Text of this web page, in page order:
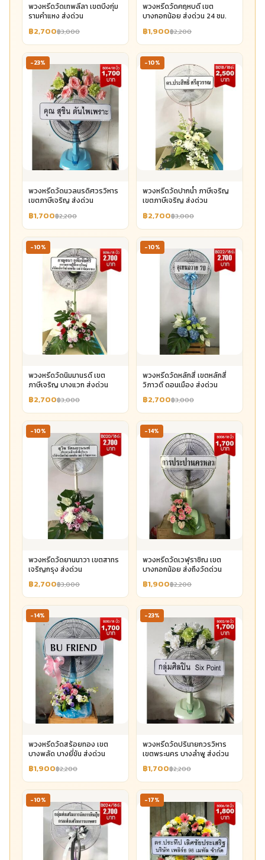
พวงหรีดวัดเทพลีลา เขตบึงกุ่ม
รามคำแหง ส่งด่วน
฿2,700฿3,000
พวงหรีดวัดคฤหบดี เขต
บางกอกน้อย ส่งด่วน 24 ชม.
฿1,900฿2,200
-23%
พวงหรีดวัดนวลนรดิศวรวิหาร
เขตภาษีเจริญ ส่งด่วน
฿1,700฿2,200
-10%
พวงหรีดวัดปากน้ำ ภาษีเจริญ
เขตภาษีเจริญ ส่งด่วน
฿2,700฿3,000
-10%
พวงหรีดวัดนิมมานรดี เขต
ภาษีเจริญ บางแวก ส่งด่วน
฿2,700฿3,000
-10%
พวงหรีดวัดหลักสี่ เขตหลักสี่
วิภาวดี ดอนเมือง ส่งด่วน
฿2,700฿3,000
-10%
พวงหรีดวัดยานนาวา เขตสาทร
เจริญกรุง ส่งด่วน
฿2,700฿3,000
-14%
พวงหรีดวัดเวฬุราชิณ เขต
บางกอกน้อย ส่งถึงวัดด่วน
฿1,900฿2,200
-14%
พวงหรีดวัดสร้อยทอง เขต
บางพลัด บางยี่ขัน ส่งด่วน
฿1,900฿2,200
-23%
พวงหรีดวัดปรินายกวรวิหาร
เขตพระนคร บางลำพู ส่งด่วน
฿1,700฿2,200
-10% -17%